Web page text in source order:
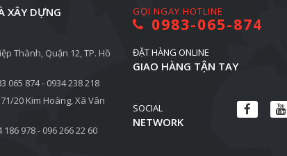
XÂY DỰNG
Thành, Quận 12, TP. Hồ
065 874 - 0934 238 218
20 Kim Hoàng, Xã Vân
978 - 096 266 22 60
GỌI NGAY HOTLINE
0983-065-874
ĐẶT HÀNG ONLINE
GIAO HÀNG TẬN TAY
SOCIAL
NETWORK